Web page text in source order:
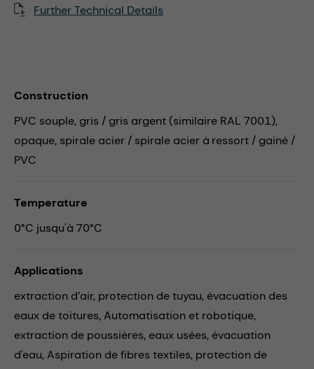
Further Technical Details
Construction
PVC souple, gris / gris argent (similaire RAL 7001),
opaque, spirale acier / spirale acier à ressort / gainé /
PVC
Temperature
0°C jusqu'à 70°C
Applications
extraction d’air, protection de tuyau, évacuation des
eaux de toitures,Automatisation et robotique,
extraction de poussières, eaux usées, évacuation
d'eau,Aspiration de fibres textiles, protection de